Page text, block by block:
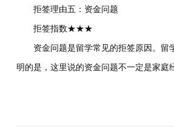
拒签理由五：资金问题
拒签指数★★★
资金问题是留学常见的拒签原因。留学
明的是，这里说的资金问题不一定是家庭